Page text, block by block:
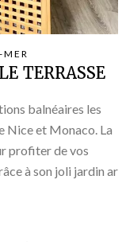
TERRASSE
balnéaires les
Nice et Monaco. La
profiter de vos
à son joli jardin ar